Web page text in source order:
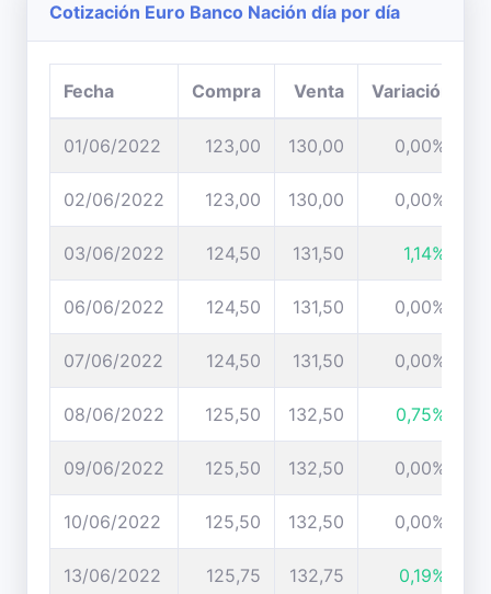
Cotización Euro Banco Nación día por día
Fecha Compra Venta Variación
01/06/2022 123,00 130,00 0,00%
02/06/2022 123,00 130,00 0,00%
03/06/2022 124,50 131,50 1,14%
06/06/2022 124,50 131,50 0,00%
07/06/2022 124,50 131,50 0,00%
08/06/2022 125,50 132,50 0,75%
09/06/2022 125,50 132,50 0,00%
10/06/2022 125,50 132,50 0,00%
13/06/2022 125,75 132,75 0,19%